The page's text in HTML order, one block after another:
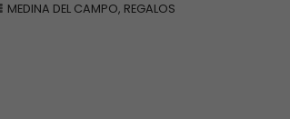
MEDINA DEL CAMPO, REGALOS